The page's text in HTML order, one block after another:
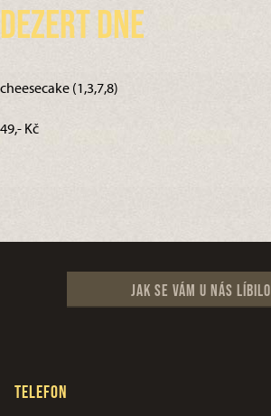
Dezert dne
cheesecake (1,3,7,8)
49,- Kč
Jak se vám u nás líbilo
Telefon